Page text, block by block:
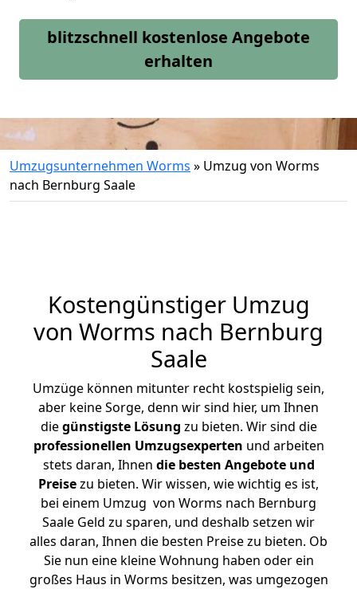
blitzschnell kostenlose Angebote
erhalten
Umzugsunternehmen Worms » Umzug von Worms
nach Bernburg Saale
Kostengünstiger Umzug
von Worms nach Bernburg
Saale
Umzüge können mitunter recht kostspielig sein,
aber keine Sorge, denn wir sind hier, um Ihnen
diegünstigste Lösung zu bieten. Wir sind die
professionellen Umzugsexperten und arbeiten
stets daran, Ihnen die besten Angebote und
Preisezu bieten. Wir wissen, wie wichtig es ist,
bei einem Umzug von Worms nach Bernburg
Saale Geld zu sparen, und deshalb setzen wir
alles daran, Ihnen die besten Preise zu bieten. Ob
Sie nun eine kleine Wohnung haben oder ein
großes Haus in Worms besitzen, was umgezogen